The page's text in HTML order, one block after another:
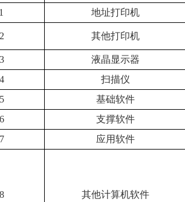
地址打印机
其他打印机
液晶显示器
扫描仪
基础软件
支撑软件
应用软件
其他计算机软件